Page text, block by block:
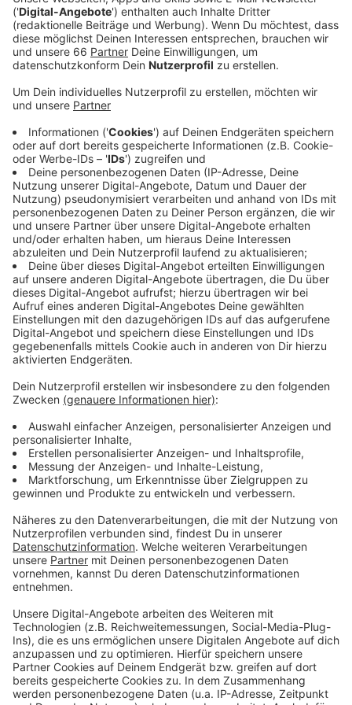
Kulissen geschaut werden kann. Neben politischen
Informationen gibt es auch Musik, Ausstellungen
und Talkrunden mit Politikern.
Anzeige
Kulturelle Highlights und Auktion
Anzeige
Ein Highlight ist die Präsentation des neuesten Werks
von Prof. Gerhard Richter, das „Spiegelbild“, das extra
für den Landtag geschaffen wurde. Wie im letzten
Jahr wird es auch wieder eine Auktion geben, bei der
Gastgeschenke versteigert werden. Der Erlös geht an
"Aktion Deutschland hilft". Der Eintritt ist frei.
Anzeige
Weitere Infos und Links zum Thema:
Anzeige
Allgemeine Informationen
Auktionskatalog
Ausstellung Gerhard Richter
Anzeige